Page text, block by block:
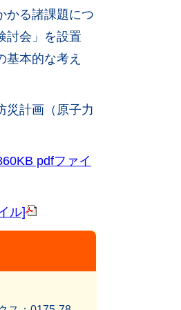
かる諸課題につ
討会」を設置
本的な考え
災計画（原子力
pdfファイ
ル]